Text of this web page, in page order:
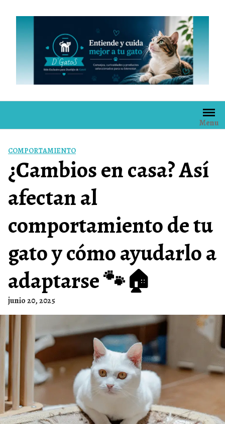
Menu
COMPORTAMIENTO
¿Cambios en casa? Así
afectan al
comportamiento de tu
gato y cómo ayudarlo a
adaptarse 🐾🏠
junio 20, 2025